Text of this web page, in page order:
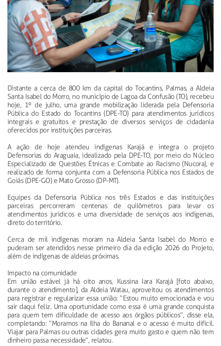
Distante a cerca de 800 km da capital do Tocantins, Palmas, a Aldeia
Santa Isabel do Morro, no município de Lagoa da Confusão (TO), recebeu
hoje, 1º de julho, uma grande mobilização liderada pela Defensoria
Pública do Estado do Tocantins (DPE-TO) para atendimentos jurídicos
integrais e gratuitos e prestação de diversos serviços de cidadania
oferecidos por instituições parceiras.
A ação de hoje atendeu indígenas Karajá e integra o projeto
Defensorias do Araguaia, idealizado pela DPE-TO, por meio do Núcleo
Especializado de Questões Étnicas e Combate ao Racismo (Nucora), e
realizado de forma conjunta com a Defensoria Pública nos Estados de
Goiás (DPE-GO) e Mato Grosso (DP-MT).
Equipes da Defensoria Pública nos três Estados e das instituições
parceiras percorreram centenas de quilômetros para levar os
atendimentos jurídicos e uma diversidade de serviços aos indígenas,
direto do território.
Cerca de mil indígenas moram na Aldeia Santa Isabel do Morro e
puderam ser atendidos nesse primeiro dia da edição 2026 do Projeto,
além de indígenas de aldeias próximas.
Impacto na comunidade
Em união estável já há oito anos, Kussina Iara Karajá [foto abaixo,
durante o atendimento], da Aldeia Watau, aproveitou os atendimentos
para registrar e regularizar essa união: “Estou muito emocionada e vou
sair daqui feliz. Uma oportunidade como essa é uma grande conquista
para quem tem dificuldade de acesso aos órgãos públicos”, disse ela,
completando: “Moramos na Ilha do Bananal e o acesso é muito difícil.
Viajar para Palmas ou outras cidades gera muito gasto e quem não tem
dinheiro passa necessidade”, relatou.